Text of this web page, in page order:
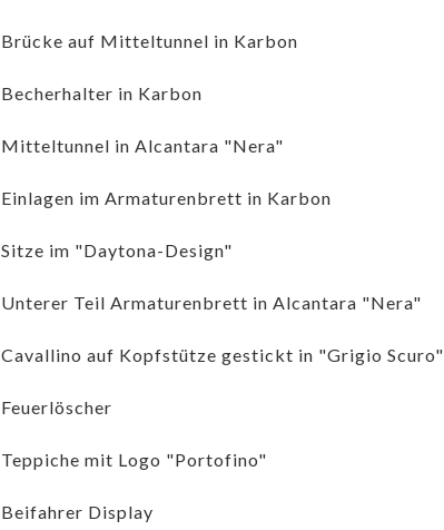
Brücke auf Mitteltunnel in Karbon
Becherhalter in Karbon
Mitteltunnel in Alcantara "Nera"
Einlagen im Armaturenbrett in Karbon
Sitze im "Daytona-Design"
Unterer Teil Armaturenbrett in Alcantara "Nera"
Cavallino auf Kopfstütze gestickt in "Grigio Scuro"
Feuerlöscher
Teppiche mit Logo "Portofino"
Beifahrer Display